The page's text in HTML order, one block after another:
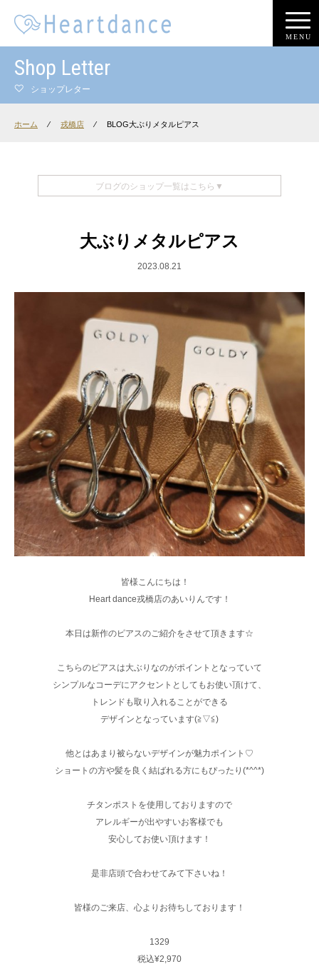
MENU
Shop Letter
ショップレター
ホーム ⁄ 戎橋店 ⁄ BLOG大ぶりメタルピアス
ブログのショップ一覧はこちら▼
大ぶりメタルピアス
2023.08.21
皆様こんにちは！
Heart dance戎橋店のあいりんです！
本日は新作のピアスのご紹介をさせて頂きます☆
こちらのピアスは大ぶりなのがポイントとなっていて
シンプルなコーデにアクセントとしてもお使い頂けて、
トレンドも取り入れることができる
デザインとなっています(≧▽≦)
他とはあまり被らないデザインが魅力ポイント♡
ショートの方や髪を良く結ばれる方にもぴったり(*^^*)
チタンポストを使用しておりますので
アレルギーが出やすいお客様でも
安心してお使い頂けます！
是非店頭で合わせてみて下さいね！
皆様のご来店、心よりお待ちしております！
1329
税込¥2,970